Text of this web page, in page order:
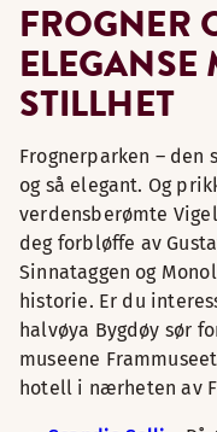
FROGNER
STILLHET
Frognerparken –
og så elegant. Og
verdensberømte
deg forbløffe av
Sinnataggen og
historie. Er du
halvøya Bygdøy sør
museene
hotell i nærheten av